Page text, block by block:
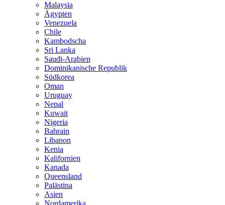
Malaysia
Ägypten
Venezuela
Chile
Kambodscha
Sri Lanka
Saudi-Arabien
Dominikanische Republik
Südkorea
Oman
Uruguay
Nepal
Kuwait
Nigeria
Bahrain
Libanon
Kenia
Kalifornien
Kanada
Queensland
Palästina
Asien
Nordamerika